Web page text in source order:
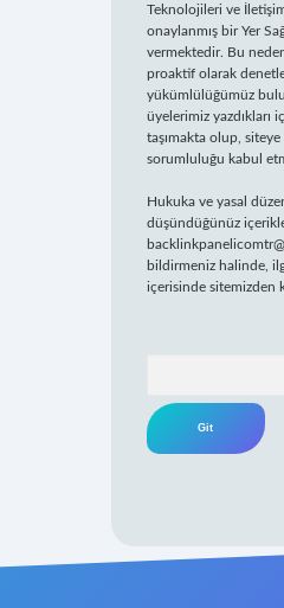
Teknolojileri ve
onaylanmış bir Yer
vermektedir. Bu
proaktif olarak
yükümlülüğümüz
üyelerimiz yazdıkları
taşımakta olup,
sorumluluğu kabul
Hukuka ve yasal
düşündüğünüz
bildirmeniz halinde,
içerisinde sitemizden